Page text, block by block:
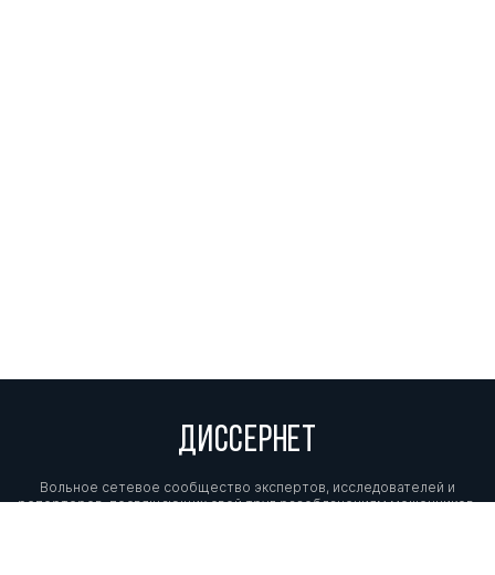
ДИССЕРНЕТ
Вольное сетевое сообщество экспертов, исследователей и
репортеров, посвящающих свой труд разоблачениям мошенников,